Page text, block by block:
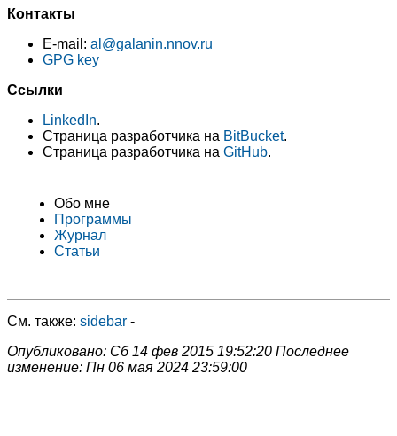
Обо мне
Программы
Журнал
Статьи
Контакты
E-mail: al@galanin.nnov.ru
GPG key
Ссылки
LinkedIn.
Страница разработчика на BitBucket.
Страница разработчика на GitHub.
См. также: sidebar -
Опубликовано: Сб 14 фев 2015 19:52:20 Последнее
изменение: Пн 06 мая 2024 23:59:00